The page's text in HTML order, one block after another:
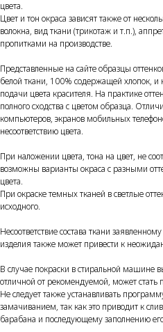
цвета.
Цвет и тон окраса зависят также от
волокна, вид ткани (трикотаж и т.п.),
пропитками на производстве.
Представленные на сайте образцы
белой ткани, 100% содержащей хлопок, и
подачи цвета красителя. На практике
полного сходства с цветом образца.
компьютеров, экранов мобильных
несоответствию цвета.
При наложении цвета, тона на цвет, не
возможны варианты окраса с разными
цвета.
При окраске темных тканей в светлые
исходного.
Несоответствие состава ткани
изделия также может привести к
В случае покраски в стиральной машине
отличной от рекомендуемой, может стать
Не следует также устанавливать
замачиванием, так как это приводит к
барабана и последующему заполнению